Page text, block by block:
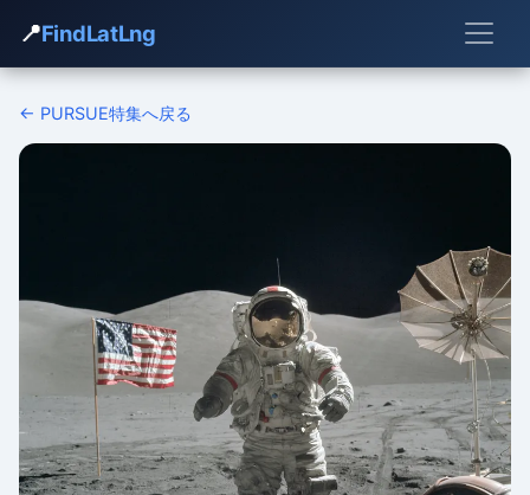
📍FindLatLng
← PURSUE特集へ戻る